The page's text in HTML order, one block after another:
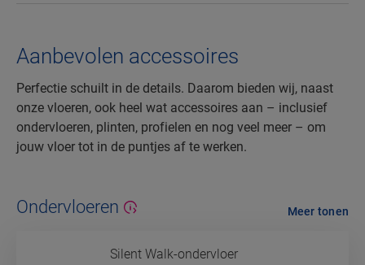
Aanbevolen accessoires
Perfectie schuilt in de details. Daarom bieden wij, naast
onze vloeren, ook heel wat accessoires aan – inclusief
ondervloeren, plinten, profielen en nog veel meer – om
jouw vloer tot in de puntjes af te werken.
Ondervloeren
Silent Walk-ondervloer
Meer tonen